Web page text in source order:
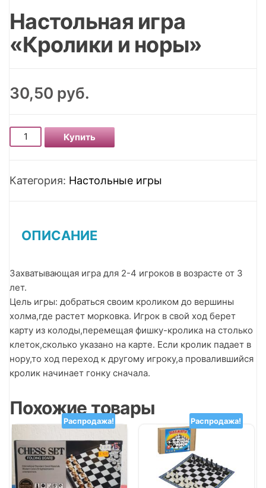
Настольная игра
«Кролики и норы»
30,50 руб.
Количество Настольная игра "Кролики и норы"
Купить
Категория: Настольные игры
ОПИСАНИЕ
Захватывающая игра для 2-4 игроков в возрасте от 3
лет.
Цель игры: добраться своим кроликом до вершины
холма,где растет морковка. Игрок в свой ход берет
карту из колоды,перемещая фишку-кролика на столько
клеток,сколько указано на карте. Если кролик падает в
нору,то ход переход к другому игроку,а провалившийся
кролик начинает гонку сначала.
Похожие товары
Распродажа! Распродажа!